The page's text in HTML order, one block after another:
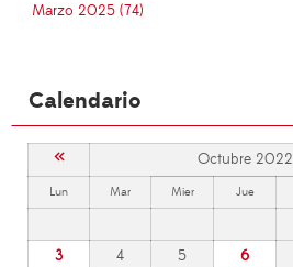
Marzo 2025 (74)
Calendario
« Octubre 2022
Lun Mar Mier Jue
3
4 5 6